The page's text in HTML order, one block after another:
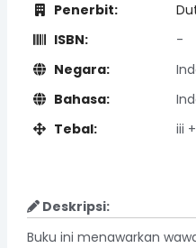
Penerbit:
ISBN:
-
Negara:
Bahasa:
Tebal:
iii
Deskripsi:
Buku ini menawarkan